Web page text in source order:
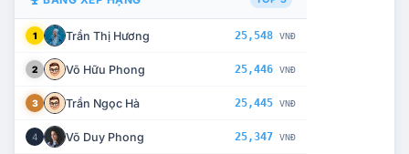
1 Trần Thị Hương 25,548 VNĐ
2 Võ Hữu Phong 25,446 VNĐ
3 Trần Ngọc Hà 25,445 VNĐ
4 Võ Duy Phong 25,347 VNĐ